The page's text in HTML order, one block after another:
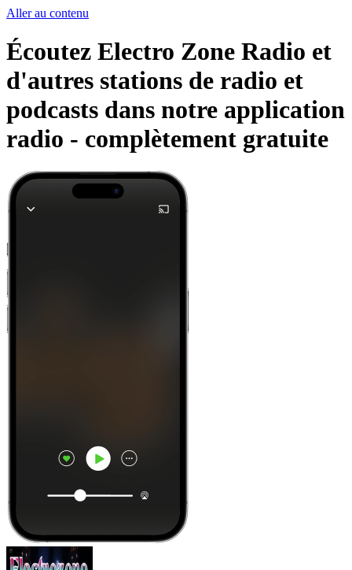
Aller au contenu
Écoutez Electro Zone Radio et
d'autres stations de radio et
podcasts dans notre application
radio - complètement gratuite